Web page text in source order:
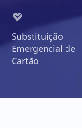
Substituição
Emergencial de
Cartão